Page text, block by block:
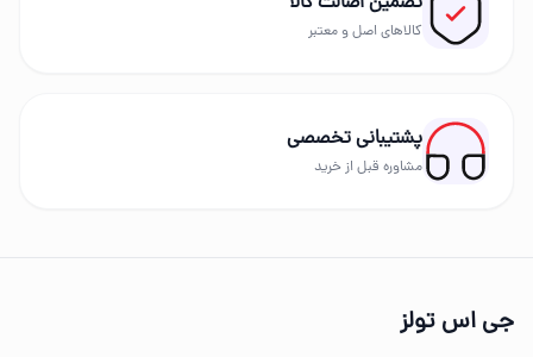
بهترین برندهای ابزار
برندهای حرفه‌ای عرضه می‌شود.
ضمانت اصالت کالا
کالاهای اصل و معتبر
پشتیبانی تخصصی
مشاوره قبل از خرید
جی اس تولز